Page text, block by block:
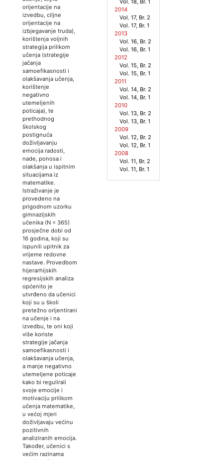
orijentacije na
izvedbu, ciljne
orijentacije na
izbjegavanje truda),
korištenja voljnih
strategija prilikom
učenja (strategije
jačanja
samoefikasnosti i
olakšavanja učenja,
korištenje
negativno
utemeljenih
poticaja), te
prethodnog
školskog
postignuća
doživljavanju
emocija radosti,
nade, ponosa i
olakšanja u ispitnim
situacijama iz
matematike.
Istraživanje je
provedeno na
prigodnom uzorku
gimnazijskih
učenika (N = 365)
prosječne dobi od
16 godina, koji su
ispunili upitnik za
vrijeme redovne
nastave. Provedbom
hijerarhijskih
regresijskih analiza
općenito je
utvrđeno da učenici
koji su u školi
pretežno orijentirani
na učenje i na
izvedbu, te oni koji
više koriste
strategije jačanja
samoefikasnosti i
olakšavanja učenja,
a manje negativno
utemeljene poticaje
kako bi regulirali
svoje emocije i
motivaciju prilikom
učenja matematike,
u većoj mjeri
doživljavaju većinu
pozitivnih
analiziranih emocija.
Također, učenici s
većim razinama
2014
Vol. 17, Br. 2
Vol. 17, Br. 1
2013
Vol. 16, Br. 2
Vol. 16, Br. 1
2012
Vol. 15, Br. 2
Vol. 15, Br. 1
2011
Vol. 14, Br. 2
Vol. 14, Br. 1
2010
Vol. 13, Br. 2
Vol. 13, Br. 1
2009
Vol. 12, Br. 2
Vol. 12, Br. 1
2008
Vol. 11, Br. 2
Vol. 11, Br. 1